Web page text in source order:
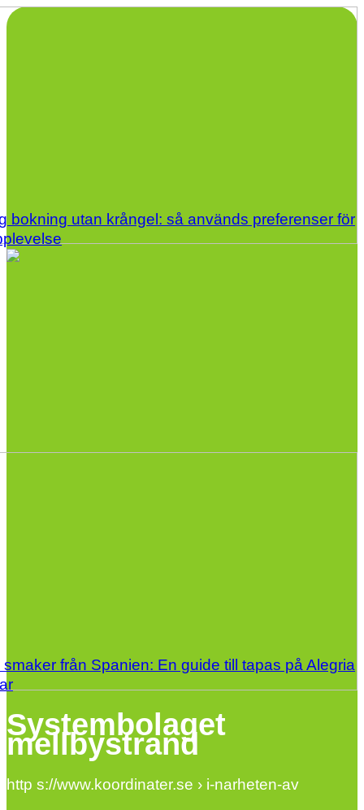
bokning utan krångel: så används preferenser för
från Spanien: En guide till tapas på Alegria
Systembolaget
mellbystrand
http s://www.koordinater.se › i-narheten-av